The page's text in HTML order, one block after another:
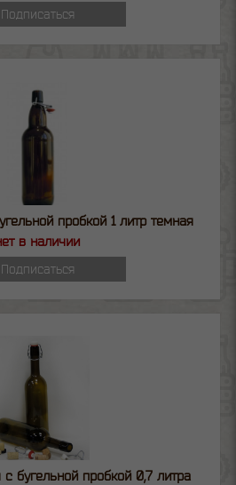
Подписаться
пробкой 1 литр темная
в наличии
Подписаться
бугельной пробкой 0,7 литра